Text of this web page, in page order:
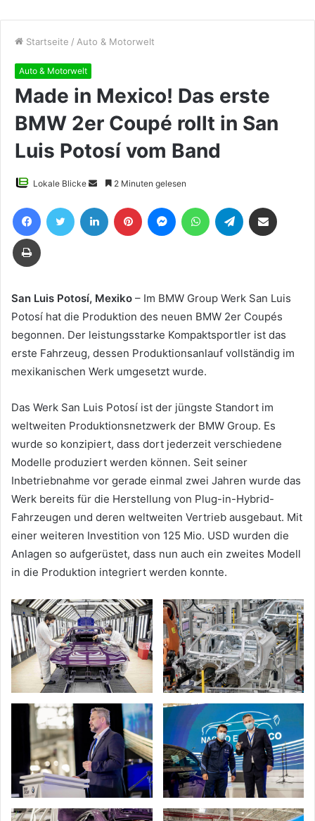
Startseite / Auto & Motorwelt
Auto & Motorwelt
Made in Mexico! Das erste
BMW 2er Coupé rollt in San
Luis Potosí vom Band
Lokale Blicke
Sende
eine
E-
2 Minuten gelesen
FacebookTwitter LinkedIn Pinterest MessengerWhatsAppTelegram
Drucken
San Luis Potosí, Mexiko – Im BMW Group Werk San Luis
Potosí hat die Produktion des neuen BMW 2er Coupés
begonnen. Der leistungsstarke Kompaktsportler ist das
erste Fahrzeug, dessen Produktionsanlauf vollständig im
mexikanischen Werk umgesetzt wurde.
Das Werk San Luis Potosí ist der jüngste Standort im
weltweiten Produktionsnetzwerk der BMW Group. Es
wurde so konzipiert, dass dort jederzeit verschiedene
Modelle produziert werden können. Seit seiner
Inbetriebnahme vor gerade einmal zwei Jahren wurde das
Werk bereits für die Herstellung von Plug-in-Hybrid-
Fahrzeugen und deren weltweiten Vertrieb ausgebaut. Mit
einer weiteren Investition von 125 Mio. USD wurden die
Anlagen so aufgerüstet, dass nun auch ein zweites Modell
in die Produktion integriert werden konnte.